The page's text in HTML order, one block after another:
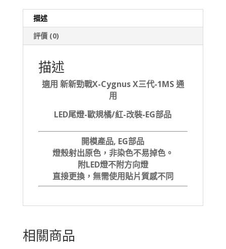
描述
評價 (0)
描述
適用 新新勁戰X-Cygnus X三代-1MS 通
用
LED尾燈-歐規橘/紅-改裝-EG部品
開模產品, EG部品
燈殼射出原色，非染色不易掉色。
附LED燈不附方向燈
直接更換，無需使用貼片質感不同
相關商品